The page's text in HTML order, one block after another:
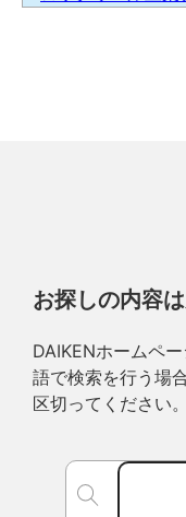
お探しの内容
DAIKENホームペ
語で検索を行う場
区切ってください。